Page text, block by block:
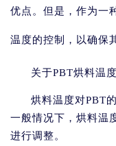
优点。但是，作为一
温度的控制，以确保
关于PBT烘料温
烘料温度对PBT
一般情况下，烘料温
进行调整。